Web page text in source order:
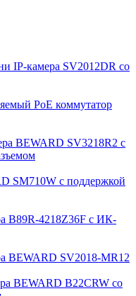
IP-камера SV2012DR со
PoE коммутатор
BEWARD SV3218R2 с
SM710W с поддержкой
B89R-4218Z36F с ИК-
BEWARD SV2018-MR12
BEWARD B22CRW со